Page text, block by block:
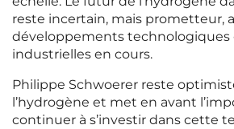
reste incertain, mais prometteur,
développements technologiques
industrielles en cours.
Philippe Schwoerer reste
l’hydrogène et met en avant
continuer à s’investir dans cette